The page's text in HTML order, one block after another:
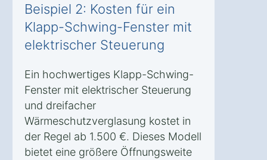
Beispiel 2: Kosten für ein
Klapp-Schwing-Fenster mit
elektrischer Steuerung
Ein hochwertiges Klapp-Schwing-
Fenster mit elektrischer Steuerung
und dreifacher
Wärmeschutzverglasung kostet in
der Regel ab 1.500 €. Dieses Modell
bietet eine größere Öffnungsweite